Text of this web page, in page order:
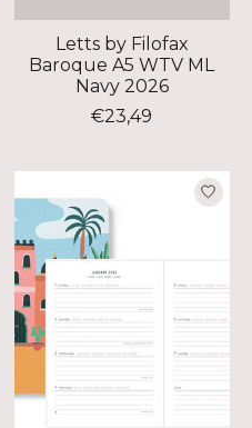
Letts by Filofax
Baroque A5 WTV ML
Navy 2026
€23,49